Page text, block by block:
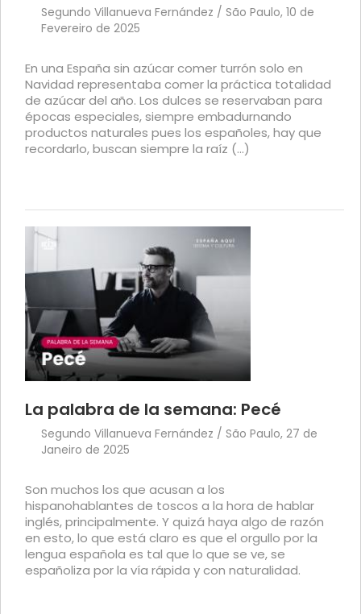
Segundo Villanueva Fernández / São Paulo, 10 de
Fevereiro de 2025
En una España sin azúcar comer turrón solo en
Navidad representaba comer la práctica totalidad
de azúcar del año. Los dulces se reservaban para
épocas especiales, siempre embadurnando
productos naturales pues los españoles, hay que
recordarlo, buscan siempre la raíz (...)
La palabra de la semana: Pecé
Segundo Villanueva Fernández / São Paulo, 27 de
Janeiro de 2025
Son muchos los que acusan a los
hispanohablantes de toscos a la hora de hablar
inglés, principalmente. Y quizá haya algo de razón
en esto, lo que está claro es que el orgullo por la
lengua española es tal que lo que se ve, se
españoliza por la vía rápida y con naturalidad.